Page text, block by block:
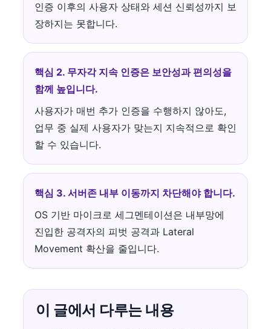
인증 이후의 사용자 상태와 세션 신뢰성까지 보
장하지는 못합니다.
핵심 2. 무자각 지속 인증은 보안성과 편의성을
함께 높입니다.
사용자가 매번 추가 인증을 수행하지 않아도,
업무 중 실제 사용자가 맞는지 지속적으로 확인
할 수 있습니다.
핵심 3. 서버존 내부 이동까지 차단해야 합니다.
OS 기반 마이크로 세그멘테이션은 내부망에
진입한 공격자의 피벗 공격과 Lateral
Movement 확산을 줄입니다.
이 글에서 다루는 내용